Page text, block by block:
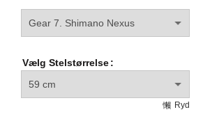
Vælg Stelstørrelse
Ryd